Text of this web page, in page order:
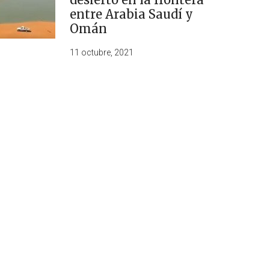
entre Arabia Saudí y
Omán
11 octubre, 2021